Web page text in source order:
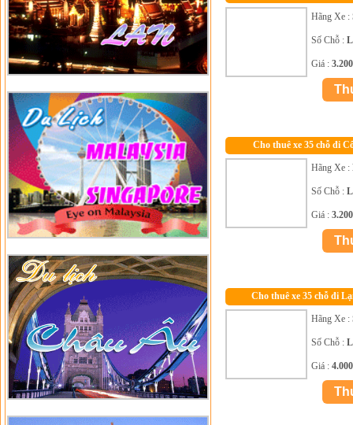
Hãng Xe :
Số Chỗ :
Giá :
Cho thuê xe 35 chỗ đi
Hãng Xe :
Số Chỗ :
Giá :
Cho thuê xe 35 chỗ đi
Hãng Xe :
Số Chỗ :
Giá :